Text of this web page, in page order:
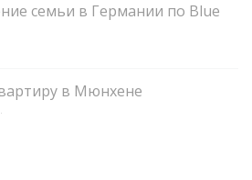
семьи в Германии по Blue
в Мюнхене